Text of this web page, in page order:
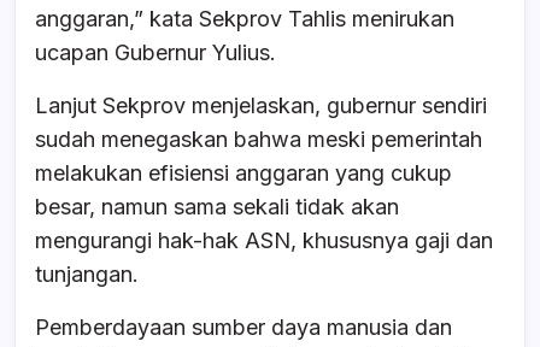
anggaran,” kata Sekprov Tahlis menirukan
ucapan Gubernur Yulius.
Lanjut Sekprov menjelaskan, gubernur sendiri
sudah menegaskan bahwa meski pemerintah
melakukan efisiensi anggaran yang cukup
besar, namun sama sekali tidak akan
mengurangi hak-hak ASN, khususnya gaji dan
tunjangan.
Pemberdayaan sumber daya manusia dan